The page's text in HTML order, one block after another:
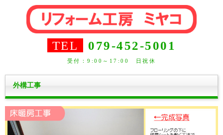
TEL 079-452-5001
受付：9:00～17:00 日祝休
外構工事